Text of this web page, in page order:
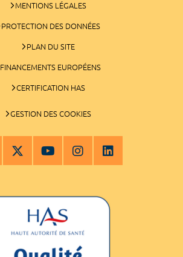
MENTIONS LÉGALES
PROTECTION DES DONNÉES
PLAN DU SITE
FINANCEMENTS EUROPÉENS
CERTIFICATION HAS
GESTION DES COOKIES